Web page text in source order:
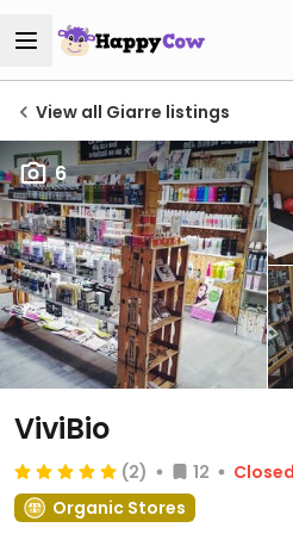
View all Giarre listings
6
ViviBio
(2) 12
Organic Stores